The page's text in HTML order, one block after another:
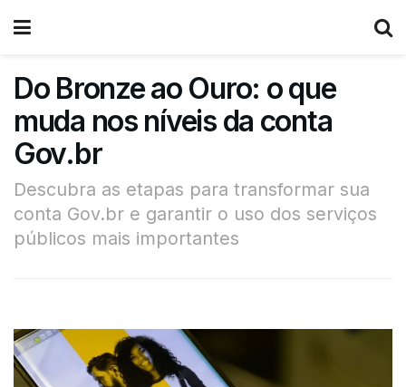
Do Bronze ao Ouro: o que
muda nos níveis da conta
Gov.br
Descubra as etapas para transformar sua
conta Gov.br e garantir o uso dos serviços
públicos mais importantes